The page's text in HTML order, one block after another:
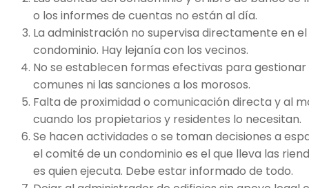
o los informes de cuentas no están al día.
La administración no supervisa directamente en
condominio. Hay lejanía con los vecinos.
No se establecen formas efectivas para
comunes ni las sanciones a los morosos.
Falta de proximidad o comunicación directa y al
cuando los propietarios y residentes lo necesitan.
Se hacen actividades o se toman decisiones a
el comité de un condominio es el que lleva las
es quien ejecuta. Debe estar informado de todo.